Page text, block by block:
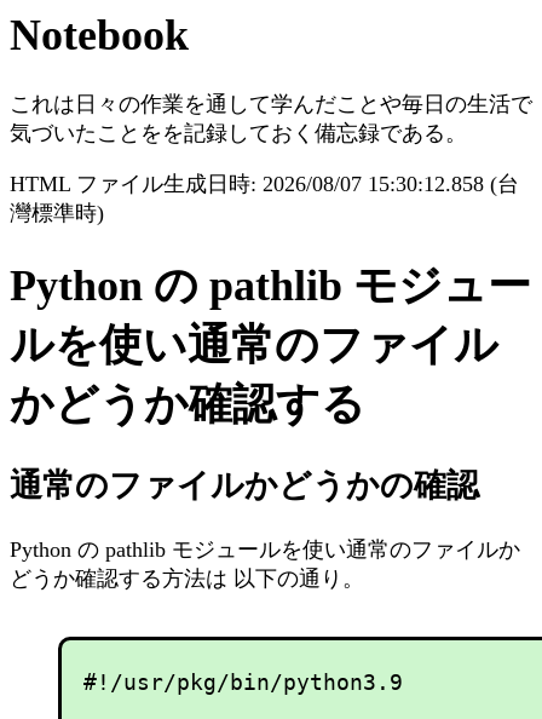
Notebook
これは日々の作業を通して学んだことや毎日の生活で
気づいたことをを記録しておく備忘録である。
HTML ファイル生成日時: 2026/08/07 15:30:12.858 (台
灣標準時)
Python の pathlib モジュー
ルを使い通常のファイル
かどうか確認する
通常のファイルかどうかの確認
Python の pathlib モジュールを使い通常のファイルか
どうか確認する方法は 以下の通り。
#!/usr/pkg/bin/python3.9